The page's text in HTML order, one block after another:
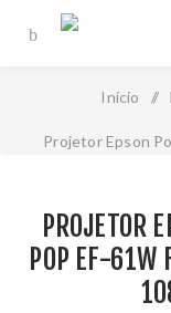
Início /
Projetor Epson
PROJETOR
POP EF-